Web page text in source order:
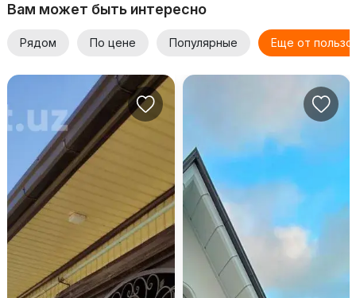
Вам может быть интересно
Рядом По цене Популярные Еще от